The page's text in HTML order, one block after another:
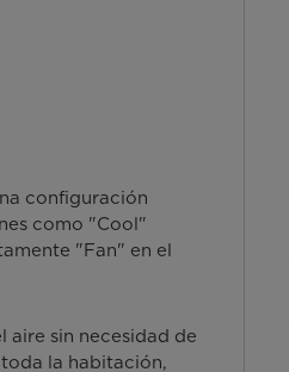
configuración
como "Cool"
"Fan" en el
aire sin necesidad de
la habitación,